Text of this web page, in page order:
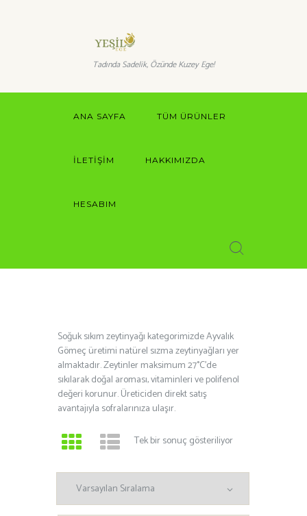
Tadında Sadelik, Özünde Kuzey Ege!
ANA SAYFA TÜM ÜRÜNLER
İLETIŞIM HAKKIMIZDA
HESABIM
Soğuk sıkım zeytinyağı kategorimizde Ayvalık
Gömeç üretimi natürel sızma zeytinyağları yer
almaktadır. Zeytinler maksimum 27°C’de
sıkılarak doğal aroması, vitaminleri ve polifenol
değeri korunur. Üreticiden direkt satış
avantajıyla sofralarınıza ulaşır.
Tek bir sonuç gösteriliyor